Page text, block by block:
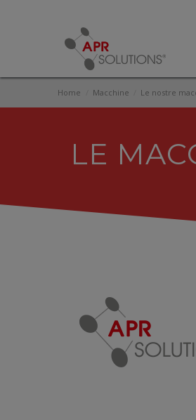
Home Macchine Le nostre
LE